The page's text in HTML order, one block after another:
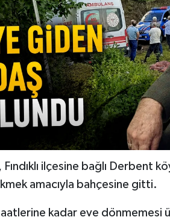
ilçesine bağlı Derbent
amacıyla bahçesine gitti.
kadar eve dönmemesi